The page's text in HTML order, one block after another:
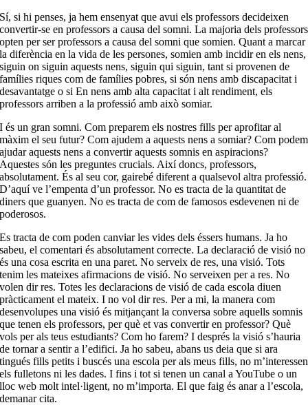
Sí, si hi penses, ja hem ensenyat que avui els professors decideixen
convertir-se en professors a causa del somni. La majoria dels professors
opten per ser professors a causa del somni que somien. Quant a marcar
la diferència en la vida de les persones, somien amb incidir en els nens,
siguin on siguin aquests nens, siguin qui siguin, tant si provenen de
famílies riques com de famílies pobres, si són nens amb discapacitat i
desavantatge o si En nens amb alta capacitat i alt rendiment, els
professors arriben a la professió amb això somiar.
I és un gran somni. Com preparem els nostres fills per aprofitar al
màxim el seu futur? Com ajudem a aquests nens a somiar? Com podem
ajudar aquests nens a convertir aquests somnis en aspiracions?
Aquestes són les preguntes crucials. Així doncs, professors,
absolutament. És al seu cor, gairebé diferent a qualsevol altra professió.
D’aquí ve l’empenta d’un professor. No es tracta de la quantitat de
diners que guanyen. No es tracta de com de famosos esdevenen ni de
poderosos.
Es tracta de com poden canviar les vides dels éssers humans. Ja ho
sabeu, el comentari és absolutament correcte. La declaració de visió no
és una cosa escrita en una paret. No serveix de res, una visió. Tots
tenim les mateixes afirmacions de visió. No serveixen per a res. No
volen dir res. Totes les declaracions de visió de cada escola diuen
pràcticament el mateix. I no vol dir res. Per a mi, la manera com
desenvolupes una visió és mitjançant la conversa sobre aquells somnis
que tenen els professors, per què et vas convertir en professor? Què
vols per als teus estudiants? Com ho farem? I després la visió s’hauria
de tornar a sentir a l’edifici. Ja ho sabeu, abans us deia que si ara
tingués fills petits i buscés una escola per als meus fills, no m’interessen
els fulletons ni les dades. I fins i tot si tenen un canal a YouTube o un
lloc web molt intel·ligent, no m’importa. El que faig és anar a l’escola,
demanar cita.